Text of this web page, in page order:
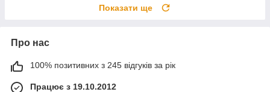
Показати ще
Про нас
100% позитивних з 245 відгуків за рік
Працює з 19.10.2012